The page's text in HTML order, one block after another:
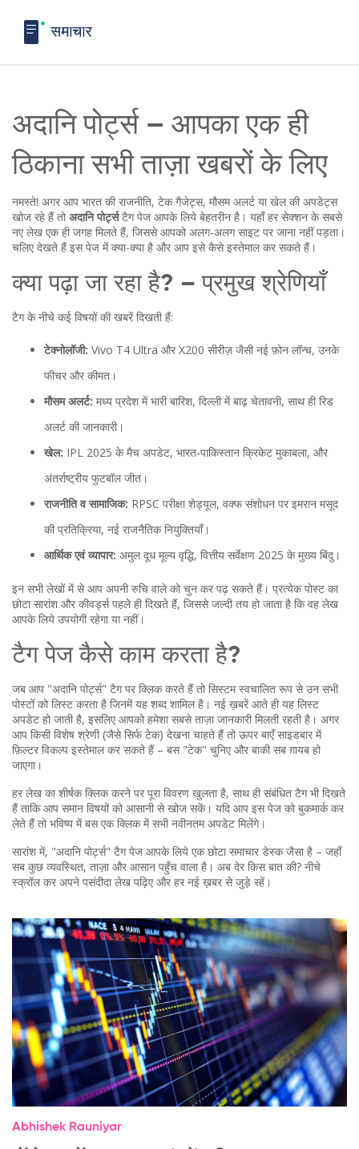
अदानि पोर्ट्स – आपका एक ही
ठिकाना सभी ताज़ा खबरों के लिए
नमस्ते! अगर आप भारत की राजनीति, टेक गैजेट्स, मौसम अलर्ट या खेल की अपडेट्स
खोज रहे हैं तोअदानि पोर्ट्सटैग पेज आपके लिये बेहतरीन है। यहाँ हर सेक्शन के सबसे
नए लेख एक ही जगह मिलते हैं, जिससे आपको अलग‑अलग साइट पर जाना नहीं पड़ता।
चलिए देखते हैं इस पेज में क्या-क्या है और आप इसे कैसे इस्तेमाल कर सकते हैं।
क्या पढ़ा जा रहा है? – प्रमुख श्रेणियाँ
टैग के नीचे कई विषयों की खबरें दिखती हैं:
टेक्नोलॉजी: Vivo T4 Ultra और X200 सीरीज़ जैसी नई फ़ोन लॉन्च, उनके
फीचर और कीमत।
मौसम अलर्ट: मध्य प्रदेश में भारी बारिश, दिल्ली में बाढ़ चेतावनी, साथ ही रिड
अलर्ट की जानकारी।
खेल: IPL 2025 के मैच अपडेट, भारत‑पाकिस्तान क्रिकेट मुकाबला, और
अंतर्राष्ट्रीय फुटबॉल जीत।
राजनीति व सामाजिक: RPSC परीक्षा शेड्यूल, वक्फ संशोधन पर इमरान मसूद
की प्रतिक्रिया, नई राजनैतिक नियुक्तियाँ।
आर्थिक एवं व्यापार: अमुल दूध मूल्य वृद्धि, वित्तीय सर्वेक्षण 2025 के मुख्य बिंदु।
इन सभी लेखों में से आप अपनी रुचि वाले को चुन कर पढ़ सकते हैं। प्रत्येक पोस्ट का
छोटा सारांश और कीवर्ड्स पहले ही दिखते हैं, जिससे जल्दी तय हो जाता है कि वह लेख
आपके लिये उपयोगी रहेगा या नहीं।
टैग पेज कैसे काम करता है?
जब आप "अदानि पोर्ट्स" टैग पर क्लिक करते हैं तो सिस्टम स्वचालित रूप से उन सभी
पोस्टों को लिस्ट करता है जिनमें यह शब्द शामिल है। नई ख़बरें आते ही यह लिस्ट
अपडेट हो जाती है, इसलिए आपको हमेशा सबसे ताज़ा जानकारी मिलती रहती है। अगर
आप किसी विशेष श्रेणी (जैसे सिर्फ टेक) देखना चाहते हैं तो ऊपर बाएँ साइडबार में
फ़िल्टर विकल्प इस्तेमाल कर सकते हैं – बस "टेक" चुनिए और बाकी सब ग़ायब हो
जाएगा।
हर लेख का शीर्षक क्लिक करने पर पूरा विवरण खुलता है, साथ ही संबंधित टैग भी दिखते
हैं ताकि आप समान विषयों को आसानी से खोज सकें। यदि आप इस पेज को बुकमार्क कर
लेते हैं तो भविष्य में बस एक क्लिक में सभी नवीनतम अपडेट मिलेंगे।
सारांश में, "अदानि पोर्ट्स" टैग पेज आपके लिये एक छोटा समाचार डेस्क जैसा है – जहाँ
सब कुछ व्यवस्थित, ताज़ा और आसान पहुँच वाला है। अब देर किस बात की? नीचे
स्क्रॉल कर अपने पसंदीदा लेख पढ़िए और हर नई ख़बर से जुड़े रहें।
Abhishek Rauniyar